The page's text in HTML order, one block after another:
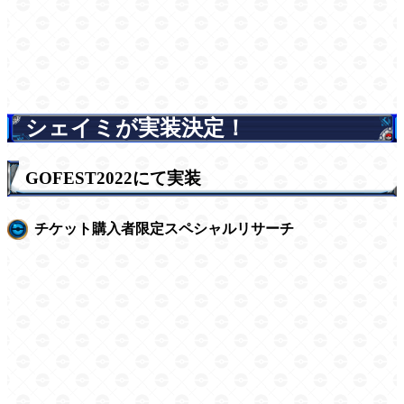
シェイミが実装決定！
GOFEST2022にて実装
チケット購入者限定スペシャルリサーチ